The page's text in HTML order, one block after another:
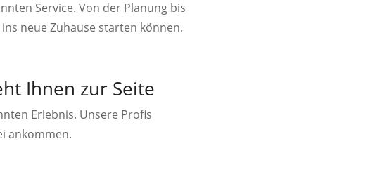
Service. Von der Planung bis
neue Zuhause starten können.
Ihnen zur Seite
Erlebnis. Unsere Profis
ankommen.